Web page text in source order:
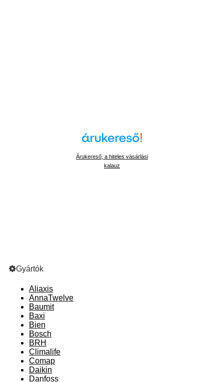
Árukereső, a hiteles vásárlási
kalauz
Gyártók
Aliaxis
AnnaTwelve
Baumit
Baxi
Bien
Bosch
BRH
Climalife
Comap
Daikin
Danfoss